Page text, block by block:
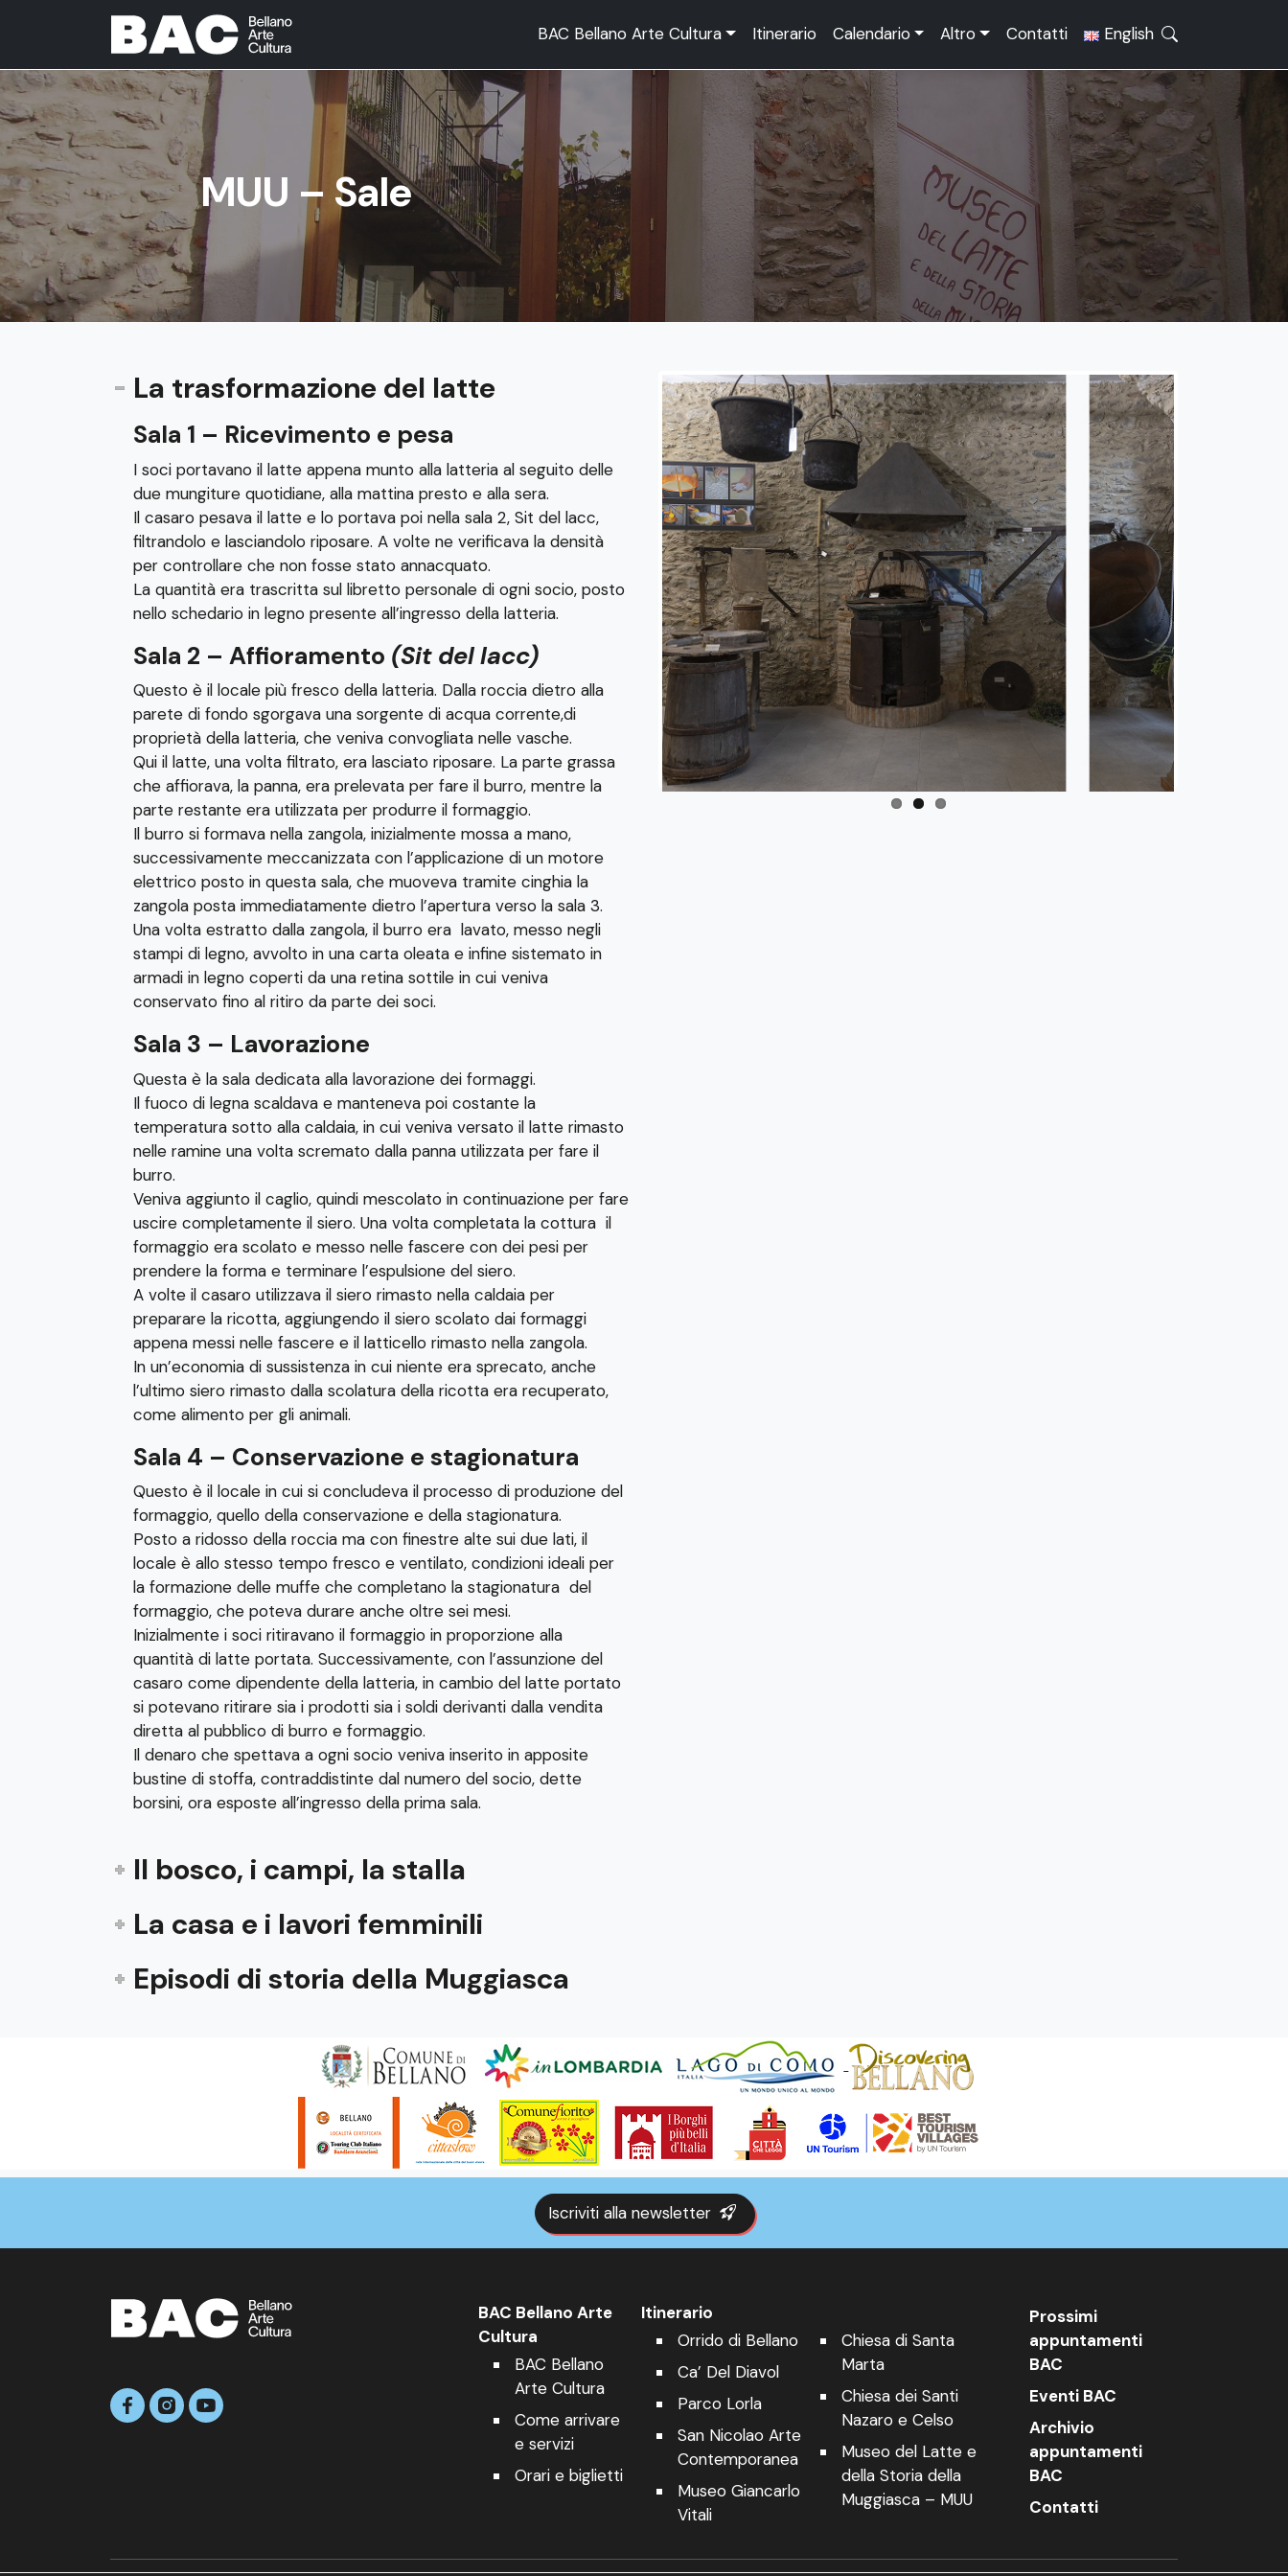
BAC Bellano Arte Cultura Itinerario Calendario Altro Contatti English
MUU – Sale
La trasformazione del latte
Sala 1 – Ricevimento e pesa
I soci portavano il latte appena munto alla latteria al seguito delle
due mungiture quotidiane, alla mattina presto e alla sera.
Il casaro pesava il latte e lo portava poi nella sala 2, Sit del lacc,
filtrandolo e lasciandolo riposare. A volte ne verificava la densità
per controllare che non fosse stato annacquato.
La quantità era trascritta sul libretto personale di ogni socio, posto
nello schedario in legno presente all’ingresso della latteria.
Sala 2 – Affioramento (Sit del lacc)
Questo è il locale più fresco della latteria. Dalla roccia dietro alla
parete di fondo sgorgava una sorgente di acqua corrente,di
proprietà della latteria, che veniva convogliata nelle vasche.
Qui il latte, una volta filtrato, era lasciato riposare. La parte grassa
che affiorava, la panna, era prelevata per fare il burro, mentre la
parte restante era utilizzata per produrre il formaggio.
Il burro si formava nella zangola, inizialmente mossa a mano,
successivamente meccanizzata con l’applicazione di un motore
elettrico posto in questa sala, che muoveva tramite cinghia la
zangola posta immediatamente dietro l’apertura verso la sala 3.
Una volta estratto dalla zangola, il burro era lavato, messo negli
stampi di legno, avvolto in una carta oleata e infine sistemato in
armadi in legno coperti da una retina sottile in cui veniva
conservato fino al ritiro da parte dei soci.
Sala 3 – Lavorazione
Questa è la sala dedicata alla lavorazione dei formaggi.
Il fuoco di legna scaldava e manteneva poi costante la
temperatura sotto alla caldaia, in cui veniva versato il latte rimasto
nelle ramine una volta scremato dalla panna utilizzata per fare il
burro.
Veniva aggiunto il caglio, quindi mescolato in continuazione per fare
uscire completamente il siero. Una volta completata la cottura il
formaggio era scolato e messo nelle fascere con dei pesi per
prendere la forma e terminare l’espulsione del siero.
A volte il casaro utilizzava il siero rimasto nella caldaia per
preparare la ricotta, aggiungendo il siero scolato dai formaggi
appena messi nelle fascere e il latticello rimasto nella zangola.
In un’economia di sussistenza in cui niente era sprecato, anche
l’ultimo siero rimasto dalla scolatura della ricotta era recuperato,
come alimento per gli animali.
Sala 4 – Conservazione e stagionatura
Questo è il locale in cui si concludeva il processo di produzione del
formaggio, quello della conservazione e della stagionatura.
Posto a ridosso della roccia ma con finestre alte sui due lati, il
locale è allo stesso tempo fresco e ventilato, condizioni ideali per
la formazione delle muffe che completano la stagionatura del
formaggio, che poteva durare anche oltre sei mesi.
Inizialmente i soci ritiravano il formaggio in proporzione alla
quantità di latte portata. Successivamente, con l’assunzione del
casaro come dipendente della latteria, in cambio del latte portato
si potevano ritirare sia i prodotti sia i soldi derivanti dalla vendita
diretta al pubblico di burro e formaggio.
Il denaro che spettava a ogni socio veniva inserito in apposite
bustine di stoffa, contraddistinte dal numero del socio, dette
borsini, ora esposte all’ingresso della prima sala.
Il bosco, i campi, la stalla
La casa e i lavori femminili
Episodi di storia della Muggiasca
Iscriviti alla newsletter
BAC Bellano Arte
Cultura
BAC Bellano
Arte Cultura
Come arrivare
e servizi
Orari e biglietti
Itinerario
Orrido di Bellano
Ca’ Del Diavol
Parco Lorla
San Nicolao Arte
Contemporanea
Museo Giancarlo
Vitali
Chiesa di Santa
Marta
Chiesa dei Santi
Nazaro e Celso
Museo del Latte e
della Storia della
Muggiasca – MUU
Prossimi
appuntamenti
BAC
Eventi BAC
Archivio
appuntamenti
BAC
Contatti